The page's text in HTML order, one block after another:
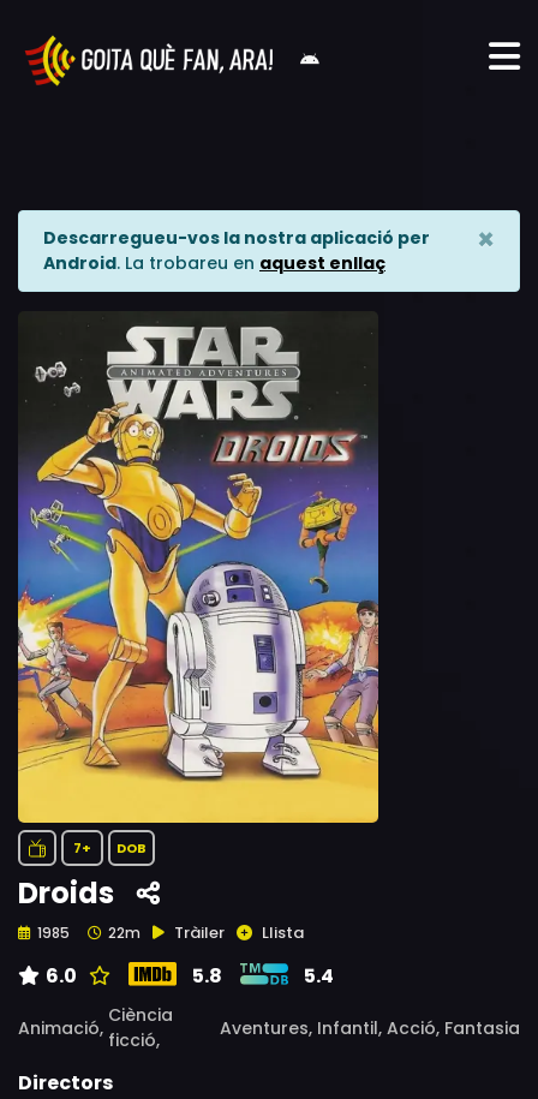
Descarregueu-vos la nostra aplicació per
Android. La trobareu en aquest enllaç
×
7+ DOB
Droids
1985 22m Tràiler Llista
6.0 5.8 5.4
Animació,
Ciència
ficció,
Aventures, Infantil, Acció, Fantasia
Directors